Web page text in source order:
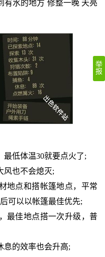
有水的地方 修整一晚 天亮
最低体温30就要点火了;
风也不会熄灭;
地点和搭帐篷地点，平常
可以以帐篷最佳优先;
最佳地点搭一次升级，普
息的效率也会升高;
举
报